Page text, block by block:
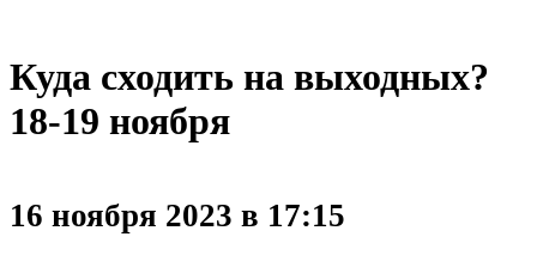
Куда сходить на выходных?
18-19 ноября
16 ноября 2023 в 17:15